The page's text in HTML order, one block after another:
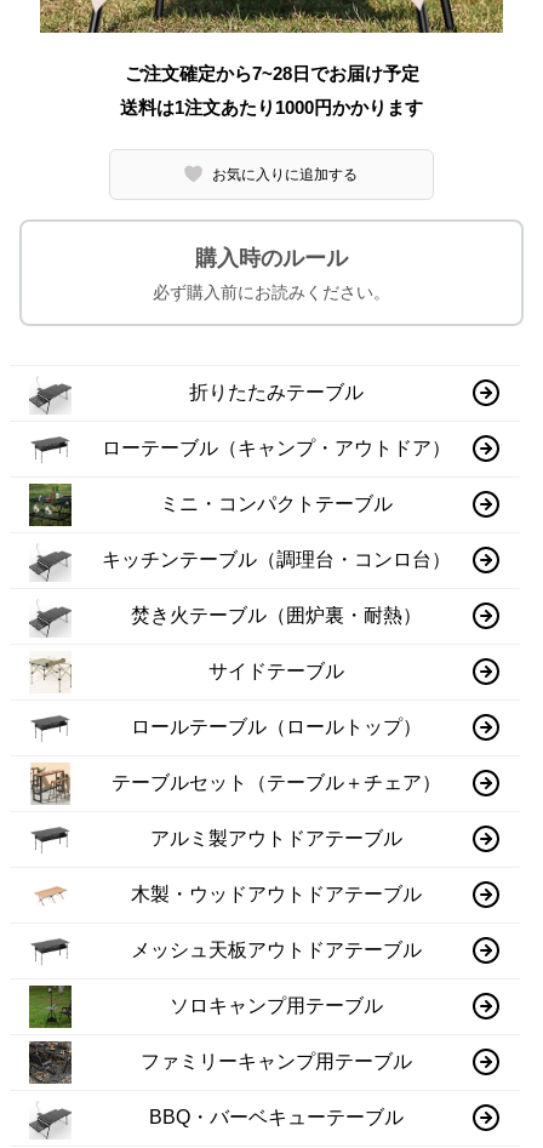
ご注文確定から7~28日でお届け予定
送料は1注文あたり 1000円かかります
お気に入りに追加する
購入時のルール
必ず購入前にお読みください。
折りたたみテーブル
ローテーブル（キャンプ・アウトドア）
ミニ・コンパクトテーブル
キッチンテーブル（調理台・コンロ台）
焚き火テーブル（囲炉裏・耐熱）
サイドテーブル
ロールテーブル（ロールトップ）
テーブルセット（テーブル＋チェア）
アルミ製アウトドアテーブル
木製・ウッドアウトドアテーブル
メッシュ天板アウトドアテーブル
ソロキャンプ用テーブル
ファミリーキャンプ用テーブル
BBQ・バーベキューテーブル